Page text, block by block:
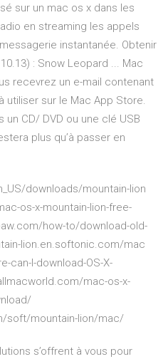
sur un mac os x dans les
en streaming les appels
instantanée. Obtenir
: Snow Leopard ... Mac
recevrez un e-mail contenant
sur le Mac App Store.
un CD/ DVD ou une clé USB
plus qu’à passer en
downloads/mountain-lion
os-x-mountain-lion-free-
how-to/download-old-
lion.en.softonic.com/mac
can-I-download-OS-X-
mac-os-x-
soft/mountain-lion/mac/
s’offrent à vous pour